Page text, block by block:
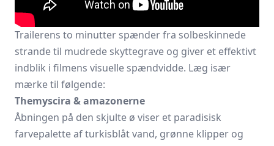
Trailerens to minutter spænder fra solbeskinnede
strande til mudrede skyttegrave og giver et effektivt
indblik i filmens visuelle spændvidde. Læg især
mærke til følgende:
Themyscira & amazonerne
Åbningen på den skjulte ø viser et paradisisk
farvepalette af turkisblåt vand, grønne klipper og